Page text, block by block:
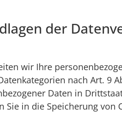
der
wir Ihre
nach Art. 9
Daten in
Sie in die Speicherung